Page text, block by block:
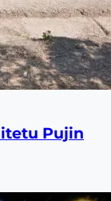
Pujin